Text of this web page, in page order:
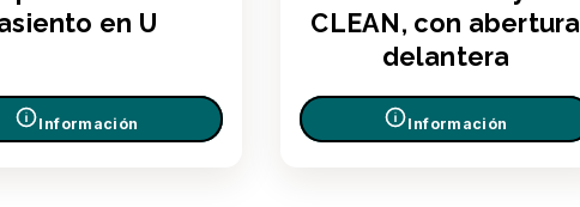
en U
Información
CLEAN, con abertura
delantera
Información